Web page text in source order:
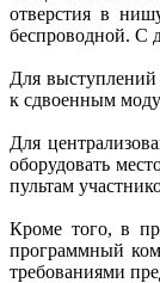
отверстия в
беспроводной. С
Для
к сдвоенным
Для
оборудовать
пультам
Кроме того, в
программный
требованиями